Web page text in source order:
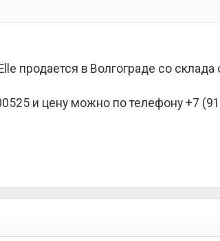
продается в Волгограде со
и цену можно по телефону +7